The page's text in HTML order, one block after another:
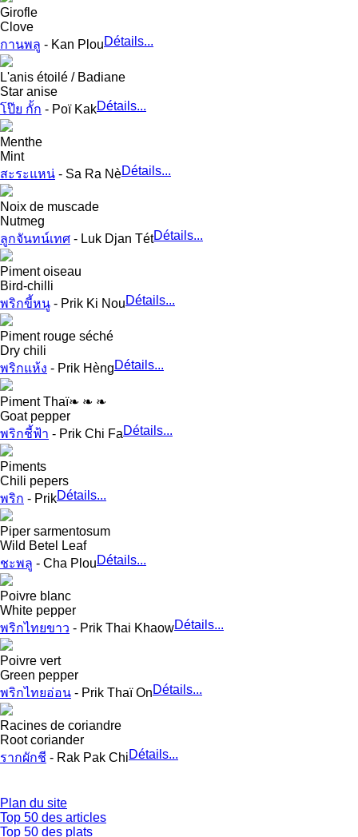
Girofle
Clove
กานพลู - Kan PlouDétails...
L'anis étoilé / Badiane
Star anise
โป๊ย กั้ก - Poï KakDétails...
Menthe
Mint
สะระแหน่ - Sa Ra NèDétails...
Noix de muscade
Nutmeg
ลูกจันทน์เทศ - Luk Djan TétDétails...
Piment oiseau
Bird-chilli
พริกขี้หนู - Prik Ki NouDétails...
Piment rouge séché
Dry chili
พริกแห้ง - Prik HèngDétails...
Piment Thaï❧ ❧ ❧
Goat pepper
พริกชี้ฟ้า - Prik Chi FaDétails...
Piments
Chili pepers
พริก - PrikDétails...
Piper sarmentosum
Wild Betel Leaf
ชะพลู - Cha PlouDétails...
Poivre blanc
White pepper
พริกไทยขาว - Prik Thai KhaowDétails...
Poivre vert
Green pepper
พริกไทยอ่อน - Prik Thaï OnDétails...
Racines de coriandre
Root coriander
รากผักชี - Rak Pak ChiDétails...
Plan du site
Top 50 des articles
Top 50 des plats